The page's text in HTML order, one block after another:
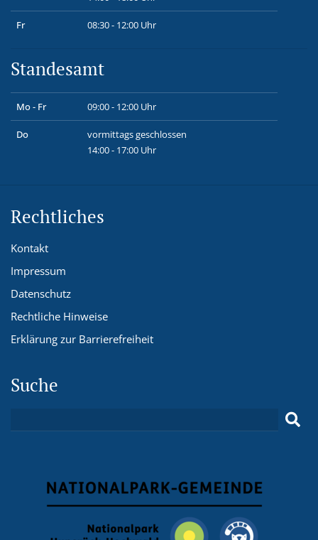
Fr 08:30 - 12:00 Uhr
Standesamt
Mo - Fr 09:00 - 12:00 Uhr
Do
vormittags geschlossen
14:00 - 17:00 Uhr
Rechtliches
Kontakt
Impressum
Datenschutz
Rechtliche Hinweise
Erklärung zur Barrierefreiheit
Suche